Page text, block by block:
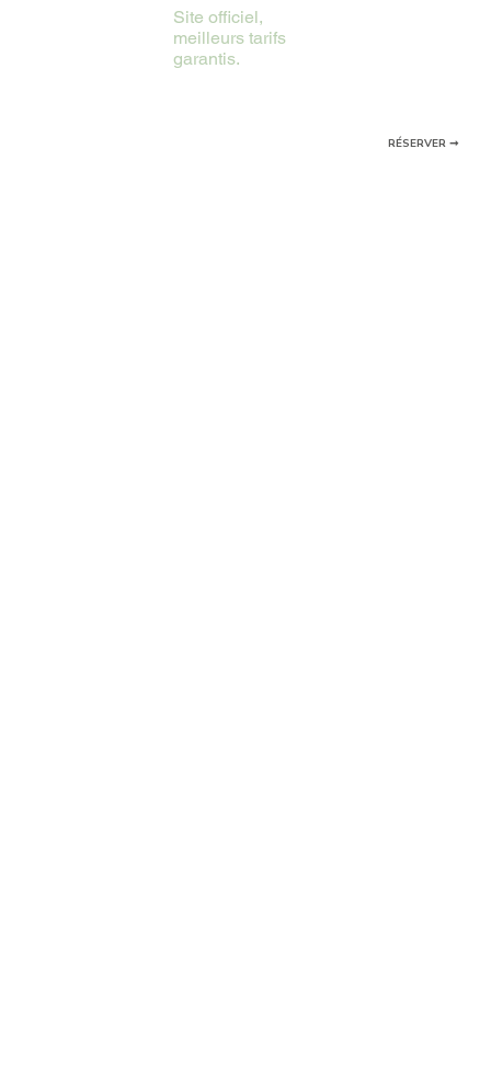
RÉSERVER ➞
Site officiel,
meilleurs tarifs
garantis.